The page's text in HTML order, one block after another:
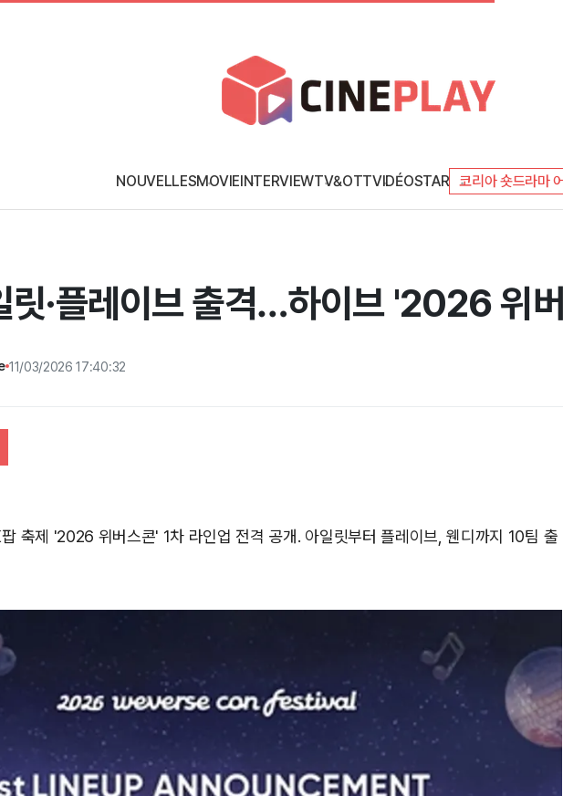
NOUVELLESMOVIEINTERVIEWTV&OTTVIDÉOSTAR 코리아 숏드라마
·플레이브 출격…하이브 '2026 위
11/03/2026 17:40:32
축제 '2026 위버스콘' 1차 라인업 전격 공개. 아일릿부터 플레이브, 웬디까지 10팀 출